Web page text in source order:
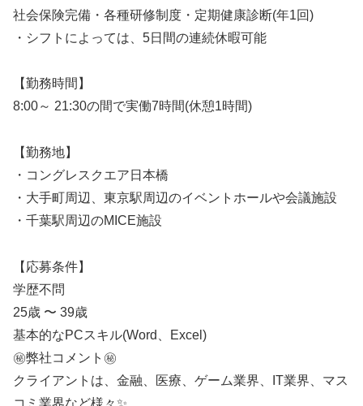
社会保険完備・各種研修制度・定期健康診断(年1回)
・シフトによっては、5日間の連続休暇可能
【勤務時間】
8:00～ 21:30の間で実働7時間(休憩1時間)
【勤務地】
・コングレスクエア日本橋
・大手町周辺、東京駅周辺のイベントホールや会議施設
・千葉駅周辺のMICE施設
【応募条件】
学歴不問
25歳 〜 39歳
基本的なPCスキル(Word、Excel)
㊙️弊社コメント㊙️
クライアントは、金融、医療、ゲーム業界、IT業界、マス
コミ業界など様々✨